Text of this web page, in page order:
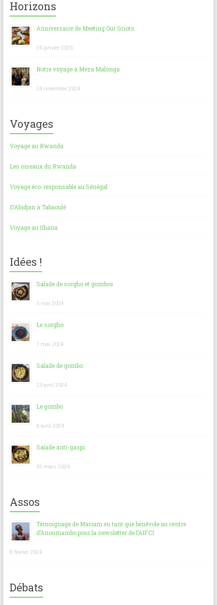
o
ok
p
p
Horizons
Anniversaire de Meeting Our Griots
24 janvier 2026
Notre voyage à Meza Malonga
24 novembre 2024
Voyages
Voyage au Rwanda
Les oiseaux du Rwanda
Voyage éco-responsable au Sénégal
D’Abidjan à Tabaoulé
Voyage au Ghana
Idées !
Salade de sorgho et gombos
5 mai 2024
Le sorgho
1 mai 2024
Salade de gombo
23 avril 2024
Le gombo
6 avril 2024
Salade anti-gaspi
31 mars 2024
Assos
Témoignage de Mariam en tant que bénévole au centre
d’Anoumambo pour la newsletter de l’AIFCI
8 février 2024
Débats